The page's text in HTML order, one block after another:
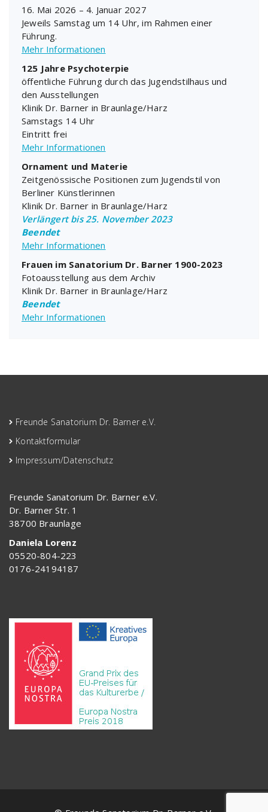
16. Mai 2026 – 4. Januar 2027
Jeweils Samstag um 14 Uhr, im Rahmen einer
Führung.
Mehr Informationen
125 Jahre Psychoterpie
öffentliche Führung durch das Jugendstilhaus und
den Ausstellungen
Klinik Dr. Barner in Braunlage/Harz
Samstags 14 Uhr
Eintritt frei
Mehr Informationen
Ornament und Materie
Zeitgenössische Positionen zum Jugendstil von
Berliner Künstlerinnen
Klinik Dr. Barner in Braunlage/Harz
Verlängert bis 25. November 2023
Beendet
Mehr Informationen
Frauen im Sanatorium Dr. Barner 1900-2023
Fotoausstellung aus dem Archiv
Klinik Dr. Barner in Braunlage/Harz
Beendet
Mehr Informationen
Freunde Sanatorium Dr. Barner e.V.
Kontaktformular
Impressum/Datenschutz
Freunde Sanatorium Dr. Barner e.V.
Dr. Barner Str. 1
38700 Braunlage
Daniela Lorenz
05520-804-223
0176-24194187